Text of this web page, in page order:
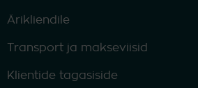
Ärikliendile
Transport ja makseviisid
Klientide tagasiside